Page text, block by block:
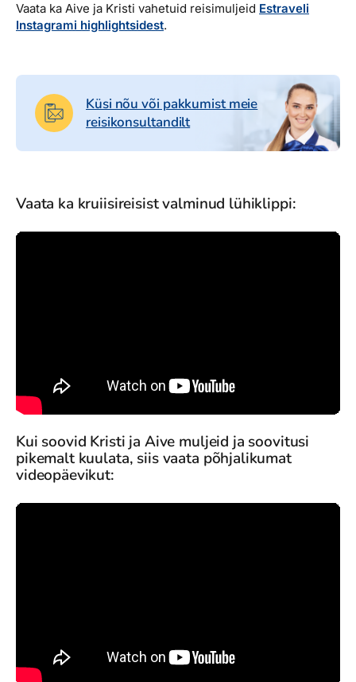
Vaata ka Aive ja Kristi vahetuid reisimuljeid Estraveli
Instagrami highlightsidest.
Küsi nõu või pakkumist meie
reisikonsultandilt
Vaata ka kruiisireisist valminud lühiklippi:
Kui soovid Kristi ja Aive muljeid ja soovitusi
pikemalt kuulata, siis vaata põhjalikumat
videopäevikut: